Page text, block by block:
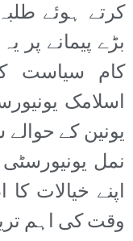
کرتے ہوئے
بڑے پیمانے پر
کام سیاست
اسلامک
یونین کے حوالے
نمل
اپنے خیالات
وقت کی اہم